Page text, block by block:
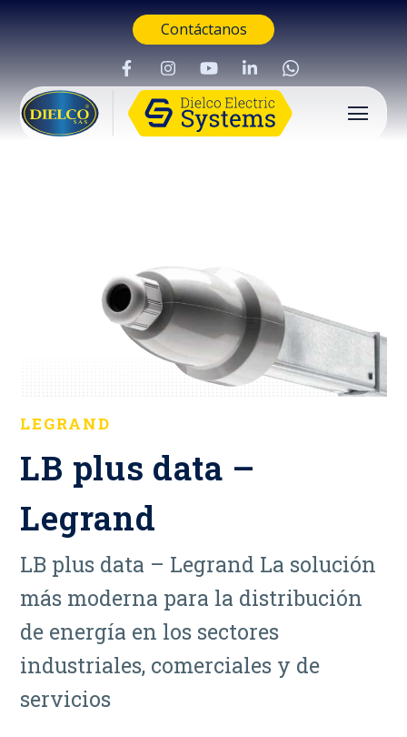
Contáctanos
LEGRAND
LB plus data –
Legrand
LB plus data – Legrand La solución
más moderna para la distribución
de energía en los sectores
industriales, comerciales y de
servicios